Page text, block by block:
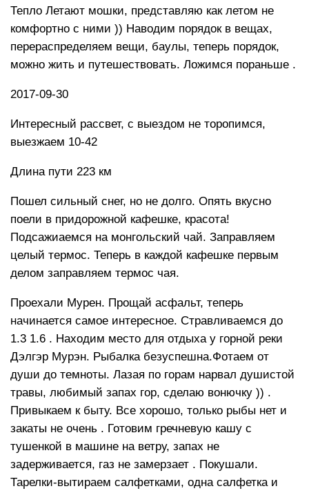
Тепло Летают мошки, представляю как летом не
комфортно с ними )) Наводим порядок в вещах,
перераспределяем вещи, баулы, теперь порядок,
можно жить и путешествовать. Ложимся пораньше .
2017-09-30
Интересный рассвет, с выездом не торопимся,
выезжаем 10-42
Длина пути 223 км
Пошел сильный снег, но не долго. Опять вкусно
поели в придорожной кафешке, красота!
Подсажиаемся на монгольский чай. Заправляем
целый термос. Теперь в каждой кафешке первым
делом заправляем термос чая.
Проехали Мурен. Прощай асфальт, теперь
начинается самое интересное. Стравливаемся до
1.3 1.6 . Находим место для отдыха у горной реки
Дэлгэр Мурэн. Рыбалка безуспешна.Фотаем от
души до темноты. Лазая по горам нарвал душистой
травы, любимый запах гор, сделаю вонючку )) .
Привыкаем к быту. Все хорошо, только рыбы нет и
закаты не очень . Готовим гречневую кашу с
тушенкой в машине на ветру, запах не
задерживается, газ не замерзает . Покушали.
Тарелки-вытираем салфетками, одна салфетка и